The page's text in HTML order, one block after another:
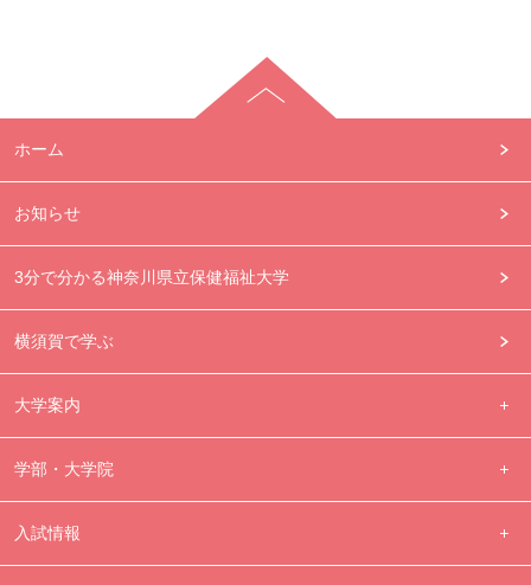
ホーム
お知らせ
3分で分かる神奈川県立保健福祉大学
横須賀で学ぶ
大学案内
学部・大学院
入試情報